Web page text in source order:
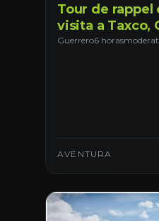
Tour de rappel
visita a Taxco,
desde Ciudad
Guerrero6 horas
AVENTURA